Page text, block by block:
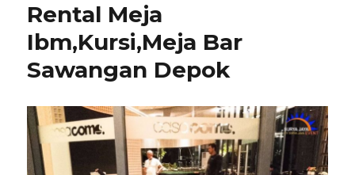
Rental Meja
Ibm,Kursi,Meja Bar
Sawangan Depok